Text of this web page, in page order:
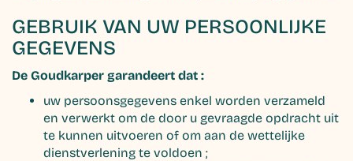
GEBRUIK VAN UW PERSOONLIJKE
GEGEVENS
De Goudkarper garandeert dat :
uw persoonsgegevens enkel worden verzameld
en verwerkt om de door u gevraagde opdracht uit
te kunnen uitvoeren of om aan de wettelijke
dienstverlening te voldoen ;